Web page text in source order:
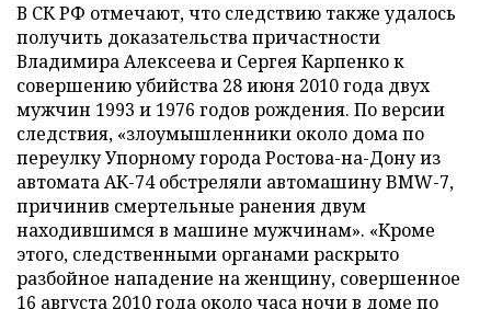
В СК РФ отмечают, что следствию также удалось
получить доказательства причастности
Владимира Алексеева и Сергея Карпенко к
совершению убийства 28 июня 2010 года двух
мужчин 1993 и 1976 годов рождения. По версии
следствия, «злоумышленники около дома по
переулку Упорному города Ростова-на-Дону из
автомата АК-74 обстреляли автомашину BMW-7,
причинив смертельные ранения двум
находившимся в машине мужчинам». «Кроме
этого, следственными органами раскрыто
разбойное нападение на женщину, совершенное
16 августа 2010 года около часа ночи в доме по